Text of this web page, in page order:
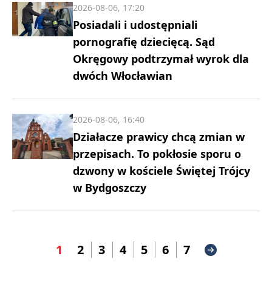
Posiadali i udostępniali
pornografię dziecięcą. Sąd
Okręgowy podtrzymał wyrok dla
dwóch Włocławian
2026-08-06, 17:20
Działacze prawicy chcą zmian w
przepisach. To pokłosie sporu o
dzwony w kościele Świętej Trójcy
w Bydgoszczy
2026-08-06, 16:40
1 2 3 4 5 6 7